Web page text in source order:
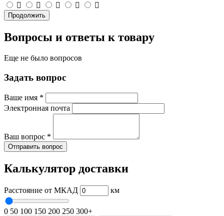
Продолжить
Вопросы и ответы к товару
Еще не было вопросов
Задать вопрос
Ваше имя *
Электронная почта
Ваш вопрос *
Отправить вопрос
Калькулятор доставки
Расстояние от МКАД км
0 50 100 150 200 250 300+